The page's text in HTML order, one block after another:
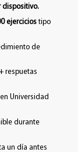
dispositivo.
ejerciciostipo
de
respuetas
Universidad
durante
un día antes